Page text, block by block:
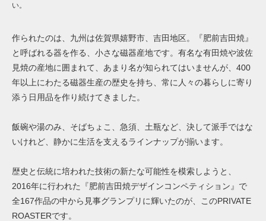
い。
作られたのは、九州は佐賀県嬉野市、吉田地区。『肥前吉田焼』
と呼ばれる器を作る、小さな磁器産地です。有名な有田焼や波佐
見焼の産地に囲まれて、あまり名が知られてはいませんが、400
年以上にわたる磁器生産の歴史を持ち、常に人々の暮らしに寄り
添う日用品を作り続けてきました。
飯碗や湯のみ、そばちょこ、急須、土瓶など、決して派手ではな
いけれど、静かに生活を支えるラインナップが揃います。
歴史と伝統に培われた技術の新たな可能性を模索しようと、
2016年に行われた『肥前吉田焼デザインコンペティション』で
全167作品の中から見事グランプリに輝いたのが、このPRIVATE
ROASTERです。